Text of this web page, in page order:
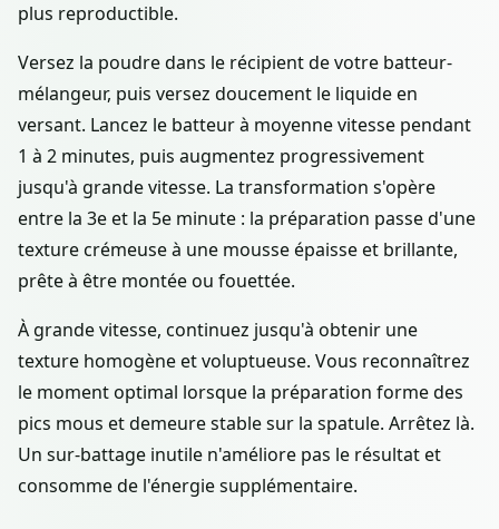
plus reproductible.
Versez la poudre dans le récipient de votre batteur-
mélangeur, puis versez doucement le liquide en
versant. Lancez le batteur à moyenne vitesse pendant
1 à 2 minutes, puis augmentez progressivement
jusqu'à grande vitesse. La transformation s'opère
entre la 3e et la 5e minute : la préparation passe d'une
texture crémeuse à une mousse épaisse et brillante,
prête à être montée ou fouettée.
À grande vitesse, continuez jusqu'à obtenir une
texture homogène et voluptueuse. Vous reconnaîtrez
le moment optimal lorsque la préparation forme des
pics mous et demeure stable sur la spatule. Arrêtez là.
Un sur-battage inutile n'améliore pas le résultat et
consomme de l'énergie supplémentaire.